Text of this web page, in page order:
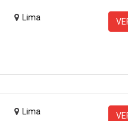
Lima
Lima